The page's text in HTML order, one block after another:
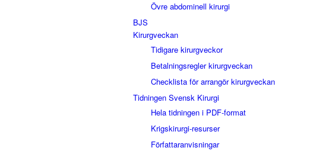
Övre abdominell kirurgi
BJS
Kirurgveckan
Tidigare kirurgveckor
Betalningsregler kirurgveckan
Checklista för arrangör kirurgveckan
Tidningen Svensk Kirurgi
Hela tidningen i PDF-format
Krigskirurgi-resurser
Författaranvisningar